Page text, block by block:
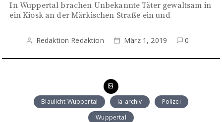
In Wuppertal brachen Unbekannte Täter gewaltsam in
ein Kiosk an der Märkischen Straße ein und
Redaktion Redaktion März 1, 2019 0
Blaulicht Wuppertal la-archiv
Polizei
Wuppertal